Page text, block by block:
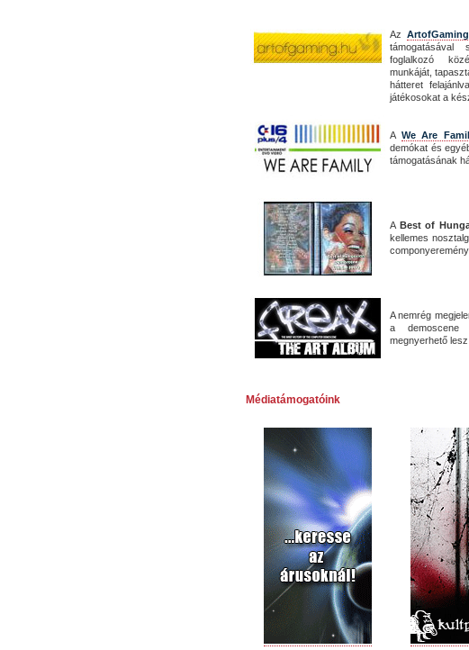
Az
támogatásával
foglalkozó
munkáját,
hátteret
játékosokat a
A We Are
demókat és
támogatásának
A Best of
kellemes
A nemrég
a demoscene
megnyerhető lesz
Médiatámogatóink